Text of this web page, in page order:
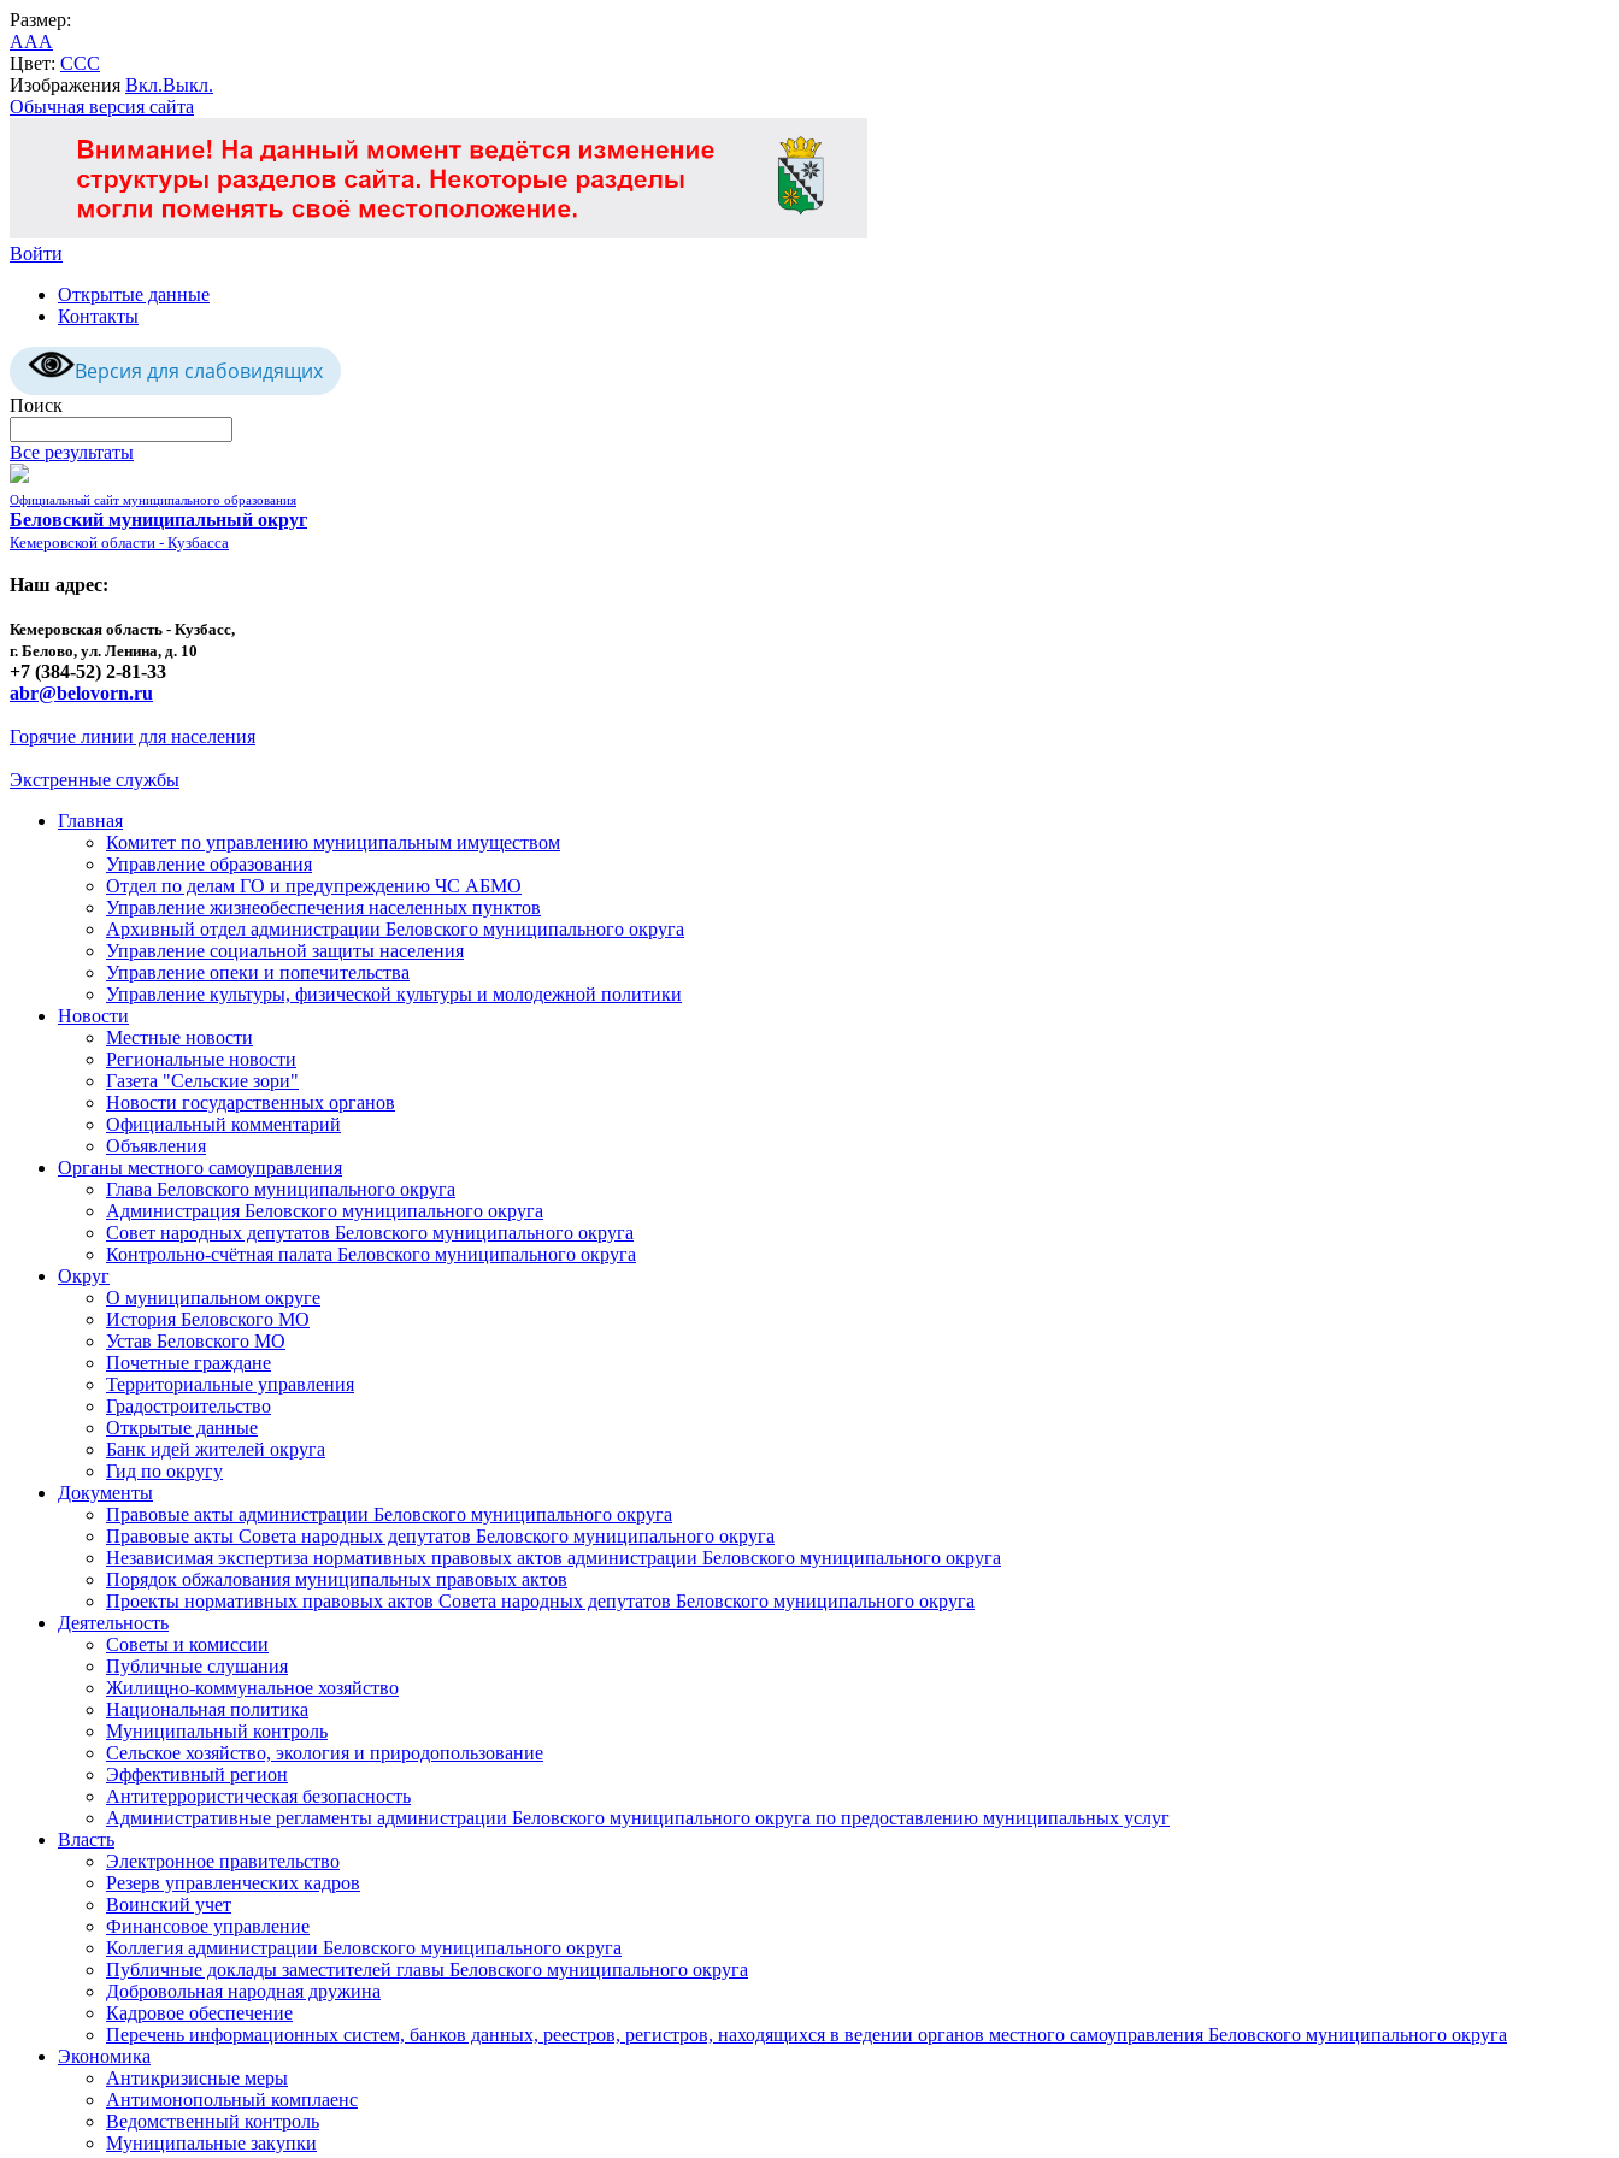
Размер:
AAA
Цвет: CCC
Изображения Вкл.Выкл.
Обычная версия сайта
Войти
Открытые данные
Контакты
Версия для слабовидящих
Поиск
Все результаты
Официальный сайт муниципального образования
Беловский муниципальный округ
Кемеровской области - Кузбасса
Наш адрес:
Кемеровская область - Кузбасс,
г. Белово, ул. Ленина, д. 10
+7 (384-52) 2-81-33
abr@belovorn.ru
Горячие линии для населения
Экстренные службы
Главная
Комитет по управлению муниципальным имуществом
Управление образования
Отдел по делам ГО и предупреждению ЧС АБМО
Управление жизнеобеспечения населенных пунктов
Архивный отдел администрации Беловского муниципального округа
Управление социальной защиты населения
Управление опеки и попечительства
Управление культуры, физической культуры и молодежной политики
Новости
Местные новости
Региональные новости
Газета "Сельские зори"
Новости государственных органов
Официальный комментарий
Объявления
Органы местного самоуправления
Глава Беловского муниципального округа
Администрация Беловского муниципального округа
Совет народных депутатов Беловского муниципального округа
Контрольно-счётная палата Беловского муниципального округа
Округ
О муниципальном округе
История Беловского МО
Устав Беловского МО
Почетные граждане
Территориальные управления
Градостроительство
Открытые данные
Банк идей жителей округа
Гид по округу
Документы
Правовые акты администрации Беловского муниципального округа
Правовые акты Совета народных депутатов Беловского муниципального округа
Независимая экспертиза нормативных правовых актов администрации Беловского муниципального округа
Порядок обжалования муниципальных правовых актов
Проекты нормативных правовых актов Совета народных депутатов Беловского муниципального округа
Деятельность
Советы и комиссии
Публичные слушания
Жилищно-коммунальное хозяйство
Национальная политика
Муниципальный контроль
Сельское хозяйство, экология и природопользование
Эффективный регион
Антитеррористическая безопасность
Административные регламенты администрации Беловского муниципального округа по предоставлению муниципальных услуг
Власть
Электронное правительство
Резерв управленческих кадров
Воинский учет
Финансовое управление
Коллегия администрации Беловского муниципального округа
Публичные доклады заместителей главы Беловского муниципального округа
Добровольная народная дружина
Кадровое обеспечение
Перечень информационных систем, банков данных, реестров, регистров, находящихся в ведении органов местного самоуправления Беловского муниципального округа
Экономика
Антикризисные меры
Антимонопольный комплаенс
Ведомственный контроль
Муниципальные закупки